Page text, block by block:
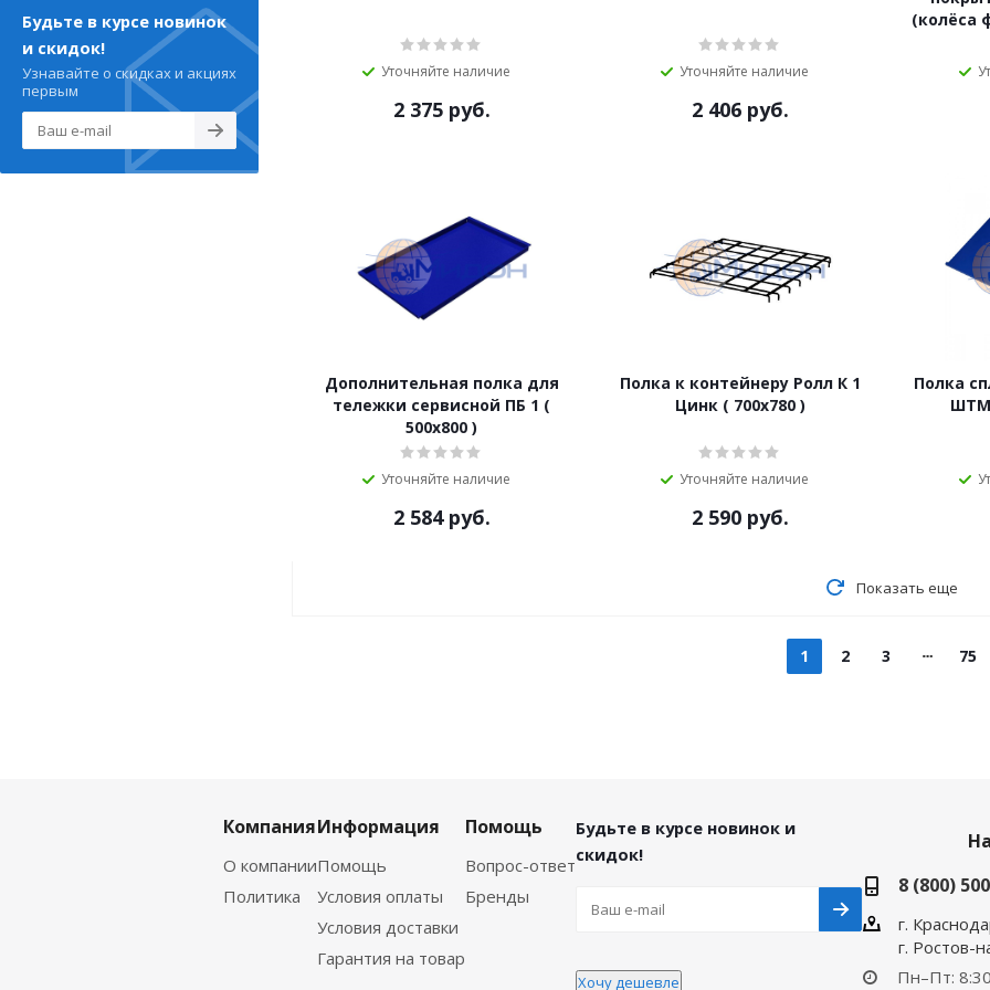
Уточняйте наличие
2 375руб.
Уточняйте наличие
2 406руб.
(колёса
Дополнительная полка для
тележки сервисной ПБ 1 (
500х800 )
Уточняйте наличие
2 584руб.
Полка к контейнеру Ролл К 1
Цинк ( 700х780 )
Уточняйте наличие
2 590руб.
Полка
Показать еще
1 2 3 75
Будьте в курсе новинок
и скидок!
Узнавайте о скидках и акциях
первым
Компания
О компании
Политика
Информация
Помощь
Условия оплаты
Условия доставки
Гарантия на товар
Помощь
Вопрос-ответ
Бренды
Будьте в курсе новинок и
скидок!
Хочу дешевле
8 (800)
г.
г. Ростов-
Пн–Пт: